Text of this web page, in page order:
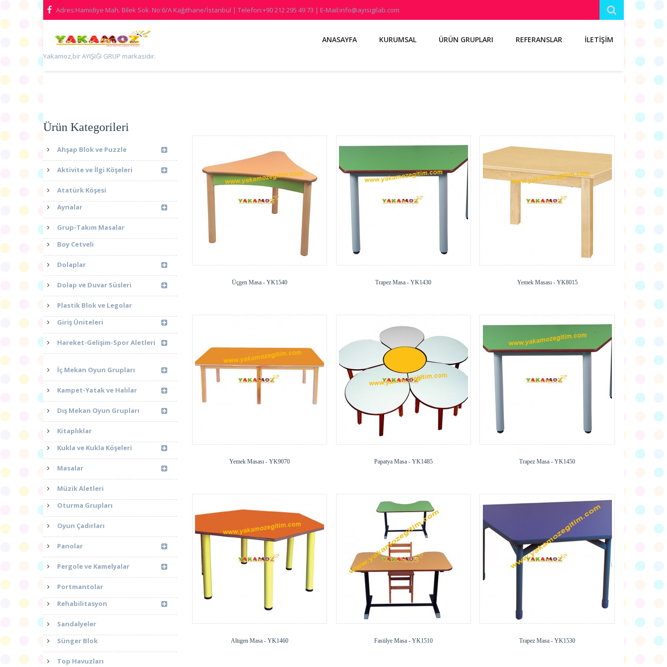
Adres:Hamidiye Mah. Bilek Sok. No:6/A Kağıthane/İstanbul | Telefon:+90 212 295 49 73 | E-Mail:info@ayisigilab.com
Yakamoz,bir AYIŞIĞI GRUP markasıdır.
ANASAYFA KURUMSAL ÜRÜN GRUPLARI REFERANSLAR İLETİŞİM
Ürün Kategorileri
Ahşap Blok ve Puzzle
Aktivite ve İlgi Köşeleri
Atatürk Köşesi
Aynalar
Grup-Takım Masalar
Boy Cetveli
Dolaplar
Dolap ve Duvar Süsleri
Plastik Blok ve Legolar
Giriş Üniteleri
Hareket-Gelişim-Spor Aletleri
İç Mekan Oyun Grupları
Kampet-Yatak ve Halılar
Dış Mekan Oyun Grupları
Kitaplıklar
Kukla ve Kukla Köşeleri
Masalar
Müzik Aletleri
Oturma Grupları
Oyun Çadırları
Panolar
Pergole ve Kamelyalar
Portmantolar
Rehabilitasyon
Sandalyeler
Sünger Blok
Top Havuzları
Üçgen Masa - YK1540 Trapez Masa - YK1430 Yemek Masası - YK8015
Yemek Masası - YK9070 Papatya Masa - YK1485 Trapez Masa - YK1450
Altıgen Masa - YK1460 Fasülye Masa - YK1510 Trapez Masa - YK1530